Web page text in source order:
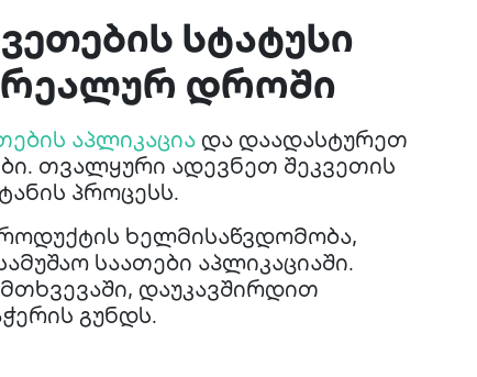
სტატუსი
რეალურ დროში
აპლიკაციადა დაადასტურეთ
თვალყური ადევნეთ შეკვეთის
პროცესს.
ხელმისაწვდომობა,
საათები აპლიკაციაში.
დაუკავშირდით
გუნდს.